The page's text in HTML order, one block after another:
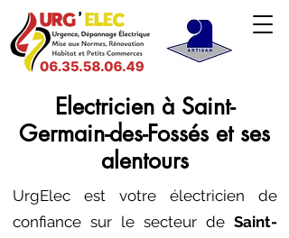
Electricien à Saint-
Germain-des-Fossés et ses
alentours​
UrgElec est votre électricien de
confiance sur le secteur de Saint-